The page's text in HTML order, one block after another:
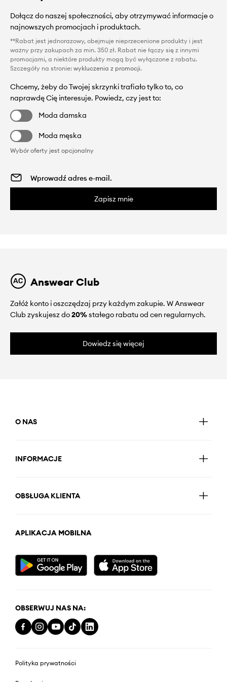
Dołącz do naszej społeczności, aby otrzymywać informacje o
najnowszych promocjach i produktach.
**Rabat jest jednorazowy, obejmuje nieprzecenione produkty i jest
ważny przy zakupach za min. 350 zł. Rabat nie łączy się z innymi
promocjami, a niektóre produkty mogą być wyłączone z rabatu.
Szczegóły na stronie: wykluczenia z promocji.
Chcemy, żeby do Twojej skrzynki trafiało tylko to, co
naprawdę Cię interesuje. Powiedz, czy jest to:
Moda damska
Moda męska
Wybór oferty jest opcjonalny
Zapisz mnie
Answear Club
Załóż konto i oszczędzaj przy każdym zakupie. W Answear
Club zyskujesz do20%stałego rabatu od cen regularnych.
Dowiedz się więcej
O NAS
INFORMACJE
OBSŁUGA KLIENTA
APLIKACJA MOBILNA
OBSERWUJ NAS NA:
Polityka prywatności